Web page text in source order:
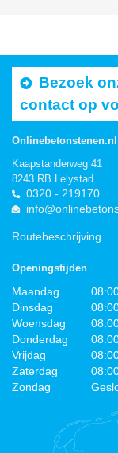
Bezoek
contact op
Onlinebetonstenen.nl
Kaapstanderweg 41
8243 RB Lelystad
0320 - 219170
Routebeschrijving
Openingstijden
Maandag
Dinsdag
Woensdag
Donderdag
Vrijdag
Zaterdag
Zondag